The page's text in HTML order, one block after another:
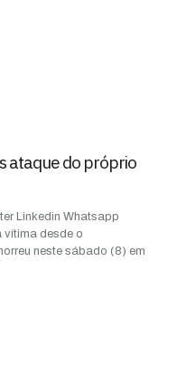
ataque do próprio
Linkedin Whatsapp
vítima desde o
neste sábado (8) em